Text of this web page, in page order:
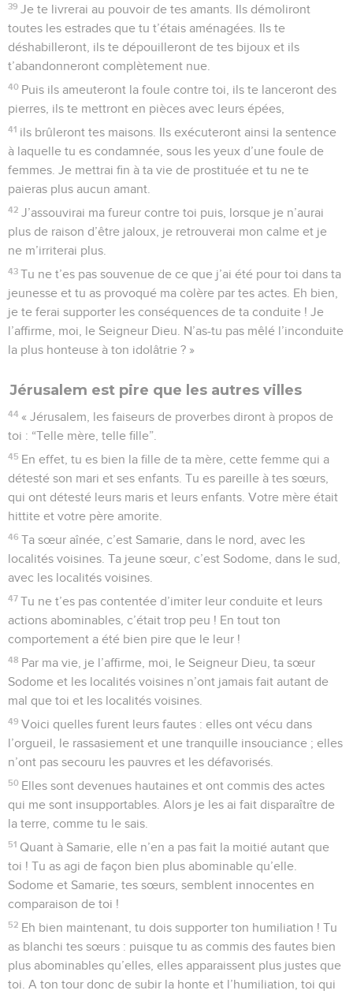
39 Je te livrerai au pouvoir de tes amants. Ils démoliront
toutes les estrades que tu t’étais aménagées. Ils te
déshabilleront, ils te dépouilleront de tes bijoux et ils
t’abandonneront complètement nue.
40 Puis ils ameuteront la foule contre toi, ils te lanceront des
pierres, ils te mettront en pièces avec leurs épées,
41 ils brûleront tes maisons. Ils exécuteront ainsi la sentence
à laquelle tu es condamnée, sous les yeux d’une foule de
femmes. Je mettrai fin à ta vie de prostituée et tu ne te
paieras plus aucun amant.
42 J’assouvirai ma fureur contre toi puis, lorsque je n’aurai
plus de raison d’être jaloux, je retrouverai mon calme et je
ne m’irriterai plus.
43 Tu ne t’es pas souvenue de ce que j’ai été pour toi dans ta
jeunesse et tu as provoqué ma colère par tes actes. Eh bien,
je te ferai supporter les conséquences de ta conduite ! Je
l’affirme, moi, le Seigneur Dieu. N’as-tu pas mêlé l’inconduite
la plus honteuse à ton idolâtrie ? »
Jérusalem est pire que les autres villes
44 « Jérusalem, les faiseurs de proverbes diront à propos de
toi : “Telle mère, telle fille”.
45 En effet, tu es bien la fille de ta mère, cette femme qui a
détesté son mari et ses enfants. Tu es pareille à tes sœurs,
qui ont détesté leurs maris et leurs enfants. Votre mère était
hittite et votre père amorite.
46 Ta sœur aînée, c’est Samarie, dans le nord, avec les
localités voisines. Ta jeune sœur, c’est Sodome, dans le sud,
avec les localités voisines.
47 Tu ne t’es pas contentée d’imiter leur conduite et leurs
actions abominables, c’était trop peu ! En tout ton
comportement a été bien pire que le leur !
48 Par ma vie, je l’affirme, moi, le Seigneur Dieu, ta sœur
Sodome et les localités voisines n’ont jamais fait autant de
mal que toi et les localités voisines.
49 Voici quelles furent leurs fautes : elles ont vécu dans
l’orgueil, le rassasiement et une tranquille insouciance ; elles
n’ont pas secouru les pauvres et les défavorisés.
50 Elles sont devenues hautaines et ont commis des actes
qui me sont insupportables. Alors je les ai fait disparaître de
la terre, comme tu le sais.
51 Quant à Samarie, elle n’en a pas fait la moitié autant que
toi ! Tu as agi de façon bien plus abominable qu’elle.
Sodome et Samarie, tes sœurs, semblent innocentes en
comparaison de toi !
52 Eh bien maintenant, tu dois supporter ton humiliation ! Tu
as blanchi tes sœurs : puisque tu as commis des fautes bien
plus abominables qu’elles, elles apparaissent plus justes que
toi. A ton tour donc de subir la honte et l’humiliation, toi qui